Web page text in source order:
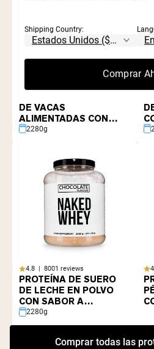
DE VACAS
ALIMENTADAS CON
PASTO
2280g
4.8 | 8001 reviews
PROTEÍNA DE SUERO
DE LECHE EN POLVO
CON SABOR A
CHOCOLATE
2280g
Comprar todas las
Shipping Country:
Comprar